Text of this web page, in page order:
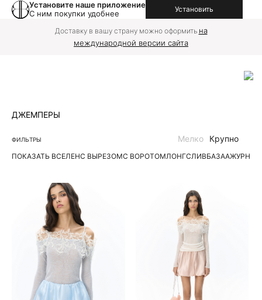
Установите наше приложение
С ним покупки удобнее
Установить
Доставку в вашу страну можно оформить на
международной версии сайта
ДЖЕМПЕРЫ
ФИЛЬТРЫ
ПОКАЗАТЬ ВСЕЛЕНС ВЫРЕЗОМС ВОРОТОМЛОНГСЛИВБАЗААЖУРНЫЕ
Мелко Крупно